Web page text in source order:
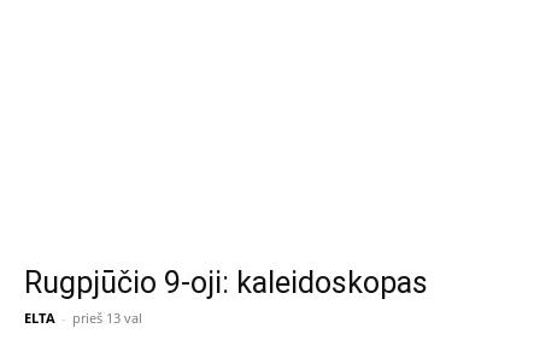
Rugpjūčio 9-oji: kaleidoskopas
ELTA - prieš 13 val